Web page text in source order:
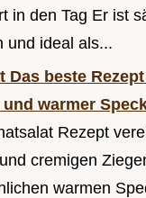
in den Tag Er ist
und ideal als...
Das beste
und warmer
Rezept
cremigen
warmen